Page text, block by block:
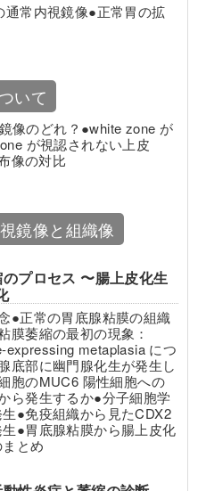
常内視鏡像●正常胃の拡
いて
像のどれ？●white zone が
が視認されない上皮
像の対比
鏡像と組織像
プロセス 〜腸上皮化生
●正常の胃底腺粘膜の組織
膜萎縮の最初の現象：
metaplasia につ
底部に幽門腺化生が発生し
胞のMUC6 陽性細胞への
ら発生するか●分子細胞学
●免疫組織から見たCDX2
●胃底腺粘膜から腸上皮化
とめ